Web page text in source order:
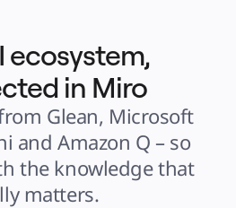
ecosystem,
in Miro
Glean, Microsoft
and Amazon Q – so
the knowledge that
matters.